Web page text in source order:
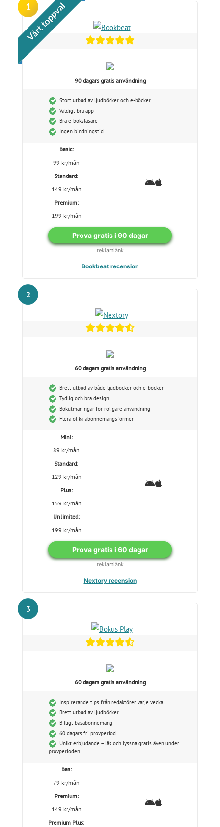
1
Vårt toppval
90 dagars gratis användning
Stort utbud av ljudböcker och e-böcker
Väldigt bra app
Bra e-boksläsare
Ingen bindningstid
Basic:
99 kr/mån
Standard:
149 kr/mån
Premium:
199 kr/mån
Prova gratis i 90 dagar
reklamlänk
Bookbeat recension
2
60 dagars gratis användning
Brett utbud av både ljudböcker och e-böcker
Tydlig och bra design
Bokutmaningar för roligare användning
Flera olika abonnemangsformer
Mini:
89 kr/mån
Standard:
129 kr/mån
Plus:
159 kr/mån
Unlimited:
199 kr/mån
Prova gratis i 60 dagar
reklamlänk
Nextory recension
3
60 dagars gratis användning
Inspirerande tips från redaktörer varje vecka
Brett utbud av ljudböcker
Billigt basabonnemang
60 dagars fri provperiod
Unikt erbjudande – läs och lyssna gratis även under
provperioden
Bas:
79 kr/mån
Premium:
149 kr/mån
Premium Plus: